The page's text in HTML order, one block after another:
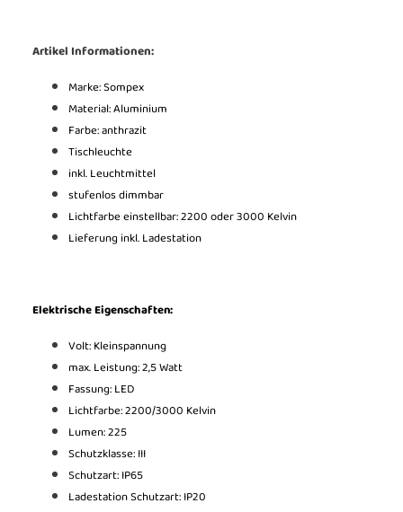
Artikel Informationen:
Marke: Sompex
Material: Aluminium
Farbe: anthrazit
Tischleuchte
inkl. Leuchtmittel
stufenlos dimmbar
Lichtfarbe einstellbar: 2200 oder 3000 Kelvin
Lieferung inkl. Ladestation
Elektrische Eigenschaften:
Volt: Kleinspannung
max. Leistung: 2,5 Watt
Fassung: LED
Lichtfarbe: 2200/3000 Kelvin
Lumen: 225
Schutzklasse: III
Schutzart: IP65
Ladestation Schutzart: IP20